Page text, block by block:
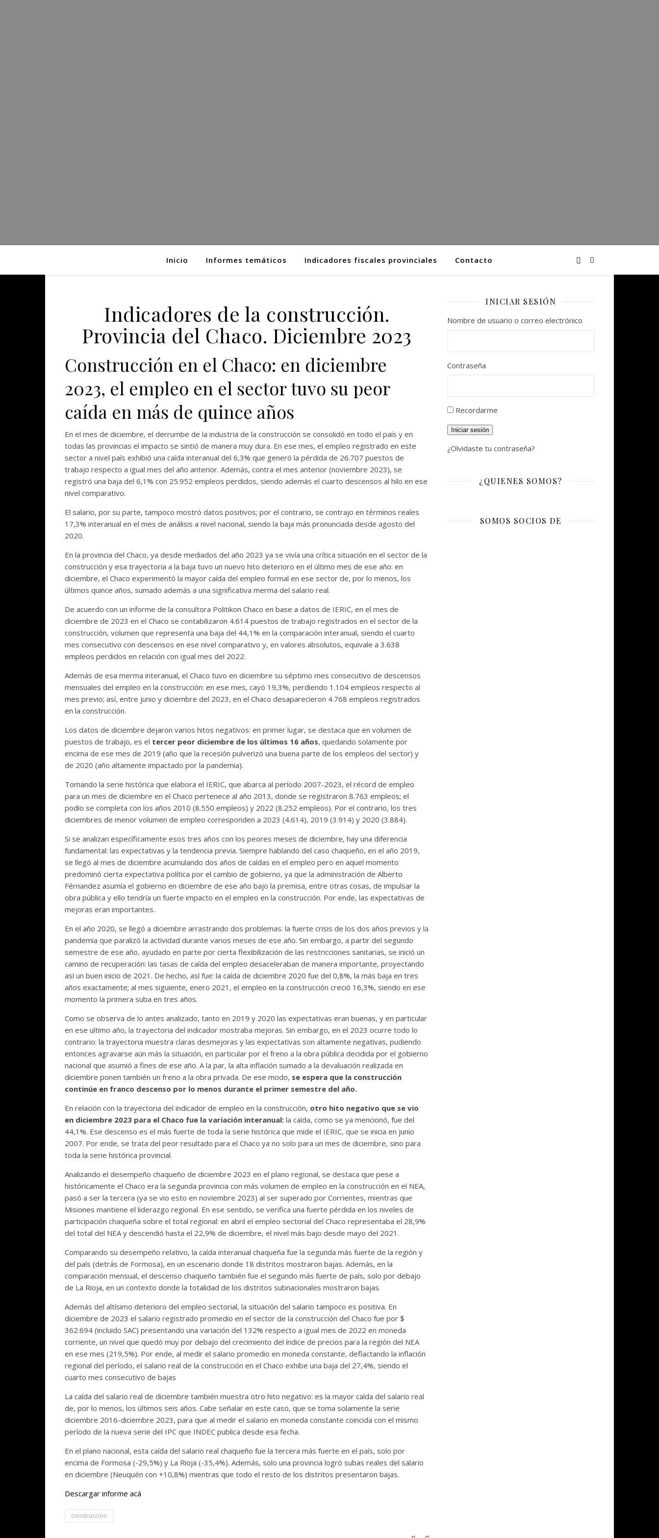
Inicio Informes temáticos Indicadores fiscales provinciales Contacto
Indicadores de la construcción.
Provincia del Chaco. Diciembre 2023
Construcción en el Chaco: en diciembre
2023, el empleo en el sector tuvo su peor
caída en más de quince años
En el mes de diciembre, el derrumbe de la industria de la construcción se consolidó en todo el país y en
todas las provincias el impacto se sintió de manera muy dura. En ese mes, el empleo registrado en este
sector a nivel país exhibió una caída interanual del 6,3% que generó la pérdida de 26.707 puestos de
trabajo respecto a igual mes del año anterior. Además, contra el mes anterior (noviembre 2023), se
registró una baja del 6,1% con 25.952 empleos perdidos, siendo además el cuarto descensos al hilo en ese
nivel comparativo.
El salario, por su parte, tampoco mostró datos positivos; por el contrario, se contrajo en términos reales
17,3% interanual en el mes de análisis a nivel nacional, siendo la baja más pronunciada desde agosto del
2020.
En la provincia del Chaco, ya desde mediados del año 2023 ya se vivía una crítica situación en el sector de la
construcción y esa trayectoria a la baja tuvo un nuevo hito deterioro en el último mes de ese año: en
diciembre, el Chaco experimentó la mayor caída del empleo formal en ese sector de, por lo menos, los
últimos quince años, sumado además a una significativa merma del salario real.
De acuerdo con un informe de la consultora Politikon Chaco en base a datos de IERIC, en el mes de
diciembre de 2023 en el Chaco se contabilizaron 4.614 puestos de trabajo registrados en el sector de la
construcción, volumen que representa una baja del 44,1% en la comparación interanual, siendo el cuarto
mes consecutivo con descensos en ese nivel comparativo y, en valores absolutos, equivale a 3.638
empleos perdidos en relación con igual mes del 2022.
Además de esa merma interanual, el Chaco tuvo en diciembre su séptimo mes consecutivo de descensos
mensuales del empleo en la construcción: en ese mes, cayó 19,3%, perdiendo 1.104 empleos respecto al
mes previo; así, entre junio y diciembre del 2023, en el Chaco desaparecieron 4.768 empleos registrados
en la construcción.
Los datos de diciembre dejaron varios hitos negativos: en primer lugar, se destaca que en volumen de
puestos de trabajo, es el tercer peor diciembre de los últimos 16 años, quedando solamente por
encima de ese mes de 2019 (año que la recesión pulverizó una buena parte de los empleos del sector) y
de 2020 (año altamente impactado por la pandemia).
Tomando la serie histórica que elabora el IERIC, que abarca al período 2007-2023, el récord de empleo
para un mes de diciembre en el Chaco pertenece al año 2013, donde se registraron 8.763 empleos; el
podio se completa con los años 2010 (8.550 empleos) y 2022 (8.252 empleos). Por el contrario, los tres
diciembres de menor volumen de empleo corresponden a 2023 (4.614), 2019 (3.914) y 2020 (3.884).
Si se analizan específicamente esos tres años con los peores meses de diciembre, hay una diferencia
fundamental: las expectativas y la tendencia previa. Siempre hablando del caso chaqueño, en el año 2019,
se llegó al mes de diciembre acumulando dos años de caídas en el empleo pero en aquel momento
predominó cierta expectativa política por el cambio de gobierno, ya que la administración de Alberto
Férnandez asumía el gobierno en diciembre de ese año bajo la premisa, entre otras cosas, de impulsar la
obra pública y ello tendría un fuerte impacto en el empleo en la construcción. Por ende, las expectativas de
mejoras eran importantes.
En el año 2020, se llegó a diciembre arrastrando dos problemas: la fuerte crisis de los dos años previos y la
pandemia que paralizó la actividad durante varios meses de ese año. Sin embargo, a partir del segundo
semestre de ese año, ayudado en parte por cierta flexibilización de las restricciones sanitarias, se inició un
camino de recuperación: las tasas de caída del empleo desaceleraban de manera importante, proyectando
así un buen inicio de 2021. De hecho, así fue: la caída de diciembre 2020 fue del 0,8%, la más baja en tres
años exactamente; al mes siguiente, enero 2021, el empleo en la construcción creció 16,3%, siendo en ese
momento la primera suba en tres años.
Como se observa de lo antes analizado, tanto en 2019 y 2020 las expectativas eran buenas, y en particular
en ese ultimo año, la trayectoria del indicador mostraba mejoras. Sin embargo, en el 2023 ocurre todo lo
contrario: la trayectoria muestra claras desmejoras y las expectativas son altamente negativas, pudiendo
entonces agravarse aún más la situación, en particular por el freno a la obra pública decidida por el gobierno
nacional que asumió a fines de ese año. A la par, la alta inflación sumado a la devaluación realizada en
diciembre ponen también un freno a la obra privada. De ese modo, se espera que la construcción
continúe en franco descenso por lo menos durante el primer semestre del año.
En relación con la trayectoria del indicador de empleo en la construcción, otro hito negativo que se vio
en diciembre 2023 para el Chaco fue la variación interanual: la caída, como se ya mencionó, fue del
44,1%. Ese descenso es el más fuerte de toda la serie histórica que mide el IERIC, que se inicia en junio
2007. Por ende, se trata del peor resultado para el Chaco ya no solo para un mes de diciembre, sino para
toda la serie histórica provincial.
Analizando el desempeño chaqueño de diciembre 2023 en el plano regional, se destaca que pese a
históricamente el Chaco era la segunda provincia con más volumen de empleo en la construcción en el NEA,
pasó a ser la tercera (ya se vio esto en noviembre 2023) al ser superado por Corrientes, mientras que
Misiones mantiene el liderazgo regional. En ese sentido, se verifica una fuerte pérdida en los niveles de
participación chaqueña sobre el total regional: en abril el empleo sectorial del Chaco representaba el 28,9%
del total del NEA y descendió hasta el 22,9% de diciembre, el nivel más bajo desde mayo del 2021.
Comparando su desempeño relativo, la caída interanual chaqueña fue la segunda más fuerte de la región y
del país (detrás de Formosa), en un escenario donde 18 distritos mostraron bajas. Además, en la
comparación mensual, el descenso chaqueño también fue el segundo más fuerte de país, solo por debajo
de La Rioja, en un contexto donde la totalidad de los distritos subnacionales mostraron bajas.
Además del altísimo deterioro del empleo sectorial, la situación del salario tampoco es positiva. En
diciembre de 2023 el salario registrado promedio en el sector de la construcción del Chaco fue por $
362.694 (incluido SAC) presentando una variación del 132% respecto a igual mes de 2022 en moneda
corriente, un nivel que quedó muy por debajo del crecimiento del índice de precios para la región del NEA
en ese mes (219,5%). Por ende, al medir el salario promedio en moneda constante, deflactando la inflación
regional del período, el salario real de la construcción en el Chaco exhibe una baja del 27,4%, siendo el
cuarto mes consecutivo de bajas
La caída del salario real de diciembre también muestra otro hito negativo: es la mayor caída del salario real
de, por lo menos, los últimos seis años. Cabe señalar en este caso, que se toma solamente la serie
diciembre 2016-diciembre 2023, para que al medir el salario en moneda constante coincida con el mismo
período de la nueva serie del IPC que INDEC publica desde esa fecha.
En el plano nacional, esta caída del salario real chaqueño fue la tercera más fuerte en el país, solo por
encima de Formosa (-29,5%) y La Rioja (-35,4%). Además, solo una provincia logró subas reales del salario
en diciembre (Neuquén con +10,8%) mientras que todo el resto de los distritos presentaron bajas.
Descargar informe acá
construcción
INICIAR SESIÓN
Nombre de usuario o correo electrónico
Contraseña
Recordarme
Iniciar sesión
¿Olvidaste tu contraseña?
¿QUIENES SOMOS?
SOMOS SOCIOS DE